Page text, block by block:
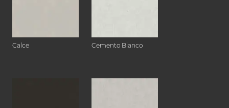
Calce Cemento Bianco